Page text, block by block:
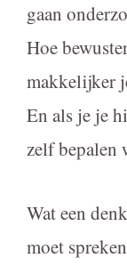
gaan
Hoe
makkelijker
En als je je
zelf bepalen
Wat een
moet